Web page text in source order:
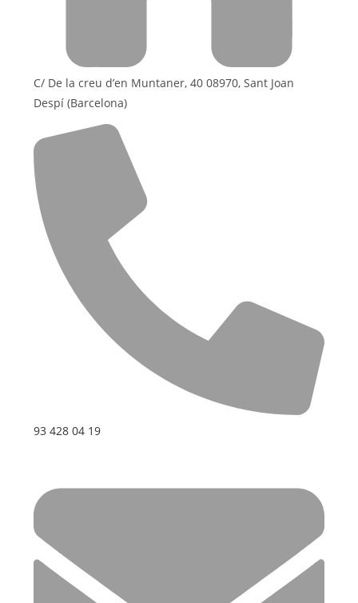
C/ De la creu d’en Muntaner, 40 08970, Sant Joan
Despí (Barcelona)
93 428 04 19